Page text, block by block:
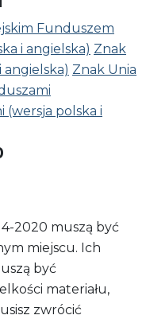
Funduszem
i angielska) Znak
angielska) Znak Unia
polska i
2020 muszą być
miejscu. Ich
być
materiału,
zwrócić